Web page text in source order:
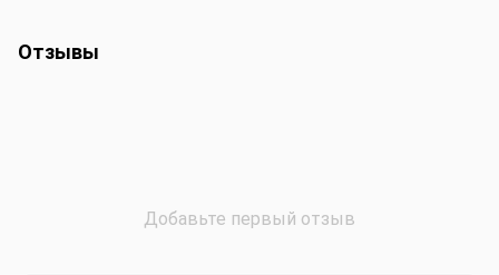
Отзывы
Добавьте первый отзыв